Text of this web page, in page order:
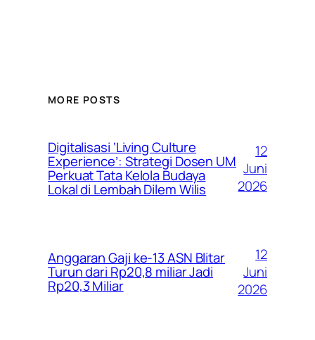
MORE POSTS
Digitalisasi ‘Living Culture
Experience’: Strategi Dosen UM
Perkuat Tata Kelola Budaya
Lokal di Lembah Dilem Wilis
12
Juni
2026
Anggaran Gaji ke-13 ASN Blitar
Turun dari Rp20,8 miliar Jadi
Rp20,3 Miliar
12
Juni
2026